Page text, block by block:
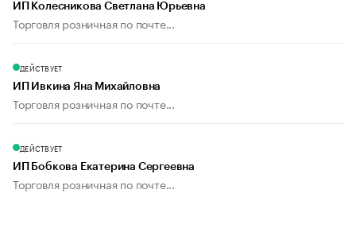
ИП Колесникова Светлана Юрьевна
Торговля розничная по почте...
ДЕЙСТВУЕТ
ИП Ивкина Яна Михайловна
Торговля розничная по почте...
ДЕЙСТВУЕТ
ИП Бобкова Екатерина Сергеевна
Торговля розничная по почте...